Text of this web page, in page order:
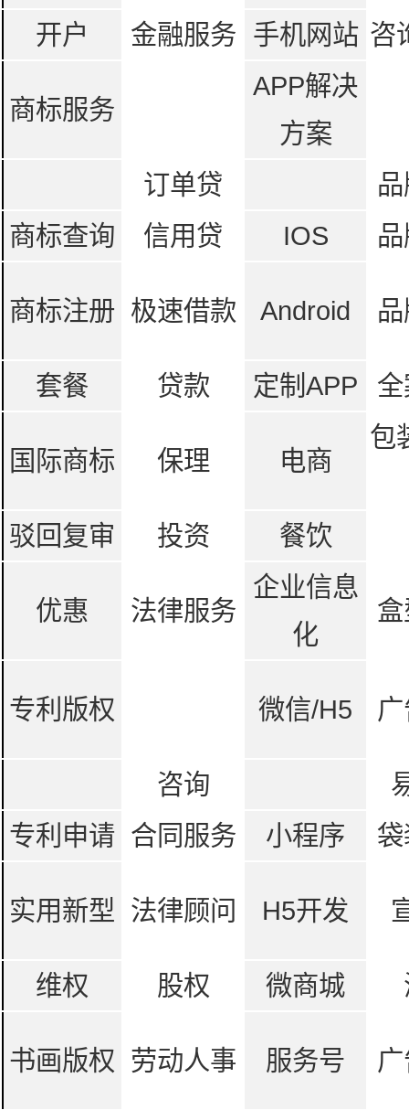
开户 金融服务 手机网站 咨
商标服务
APP解决
方案
订单贷
商标查询
信用贷 IOS
商标注册 极速借款 Android
套餐 贷款 定制APP
国际商标 保理 电商
包
驳回复审 投资 餐饮
优惠 法律服务
企业信息
化
专利版权 微信/H5
咨询
专利申请 合同服务 小程序
实用新型 法律顾问 H5开发
维权 股权 微商城
书画版权 劳动人事 服务号